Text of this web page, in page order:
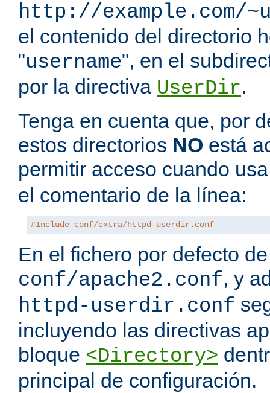
http://example.com/
el contenido del directorio
"username", en el
por la directiva UserDir.
Tenga en cuenta que, por
estos directorios NO está
permitir acceso cuando
el comentario de la línea:
#Include conf/extra/httpd-userdir.conf
En el fichero por defecto
conf/apache2.conf, y
httpd-userdir.conf
incluyendo las directivas
bloque <Directory>
principal de configuración.